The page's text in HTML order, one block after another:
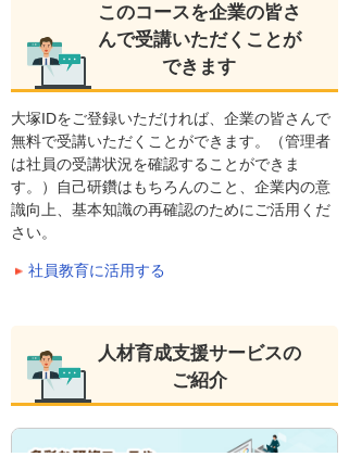
このコースを企業の皆さ
んで受講いただくことが
できます
大塚IDをご登録いただければ、企業の皆さんで
無料で受講いただくことができます。（管理者
は社員の受講状況を確認することができま
す。）自己研鑽はもちろんのこと、企業内の意
識向上、基本知識の再確認のためにご活用くだ
さい。
社員教育に活用する
人材育成支援サービスの
ご紹介